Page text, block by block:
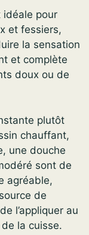
idéale pour
et fessiers,
la sensation
et complète
doux ou de
plutôt
chauffant,
une douche
sont de
agréable,
de
l’appliquer au
la cuisse.